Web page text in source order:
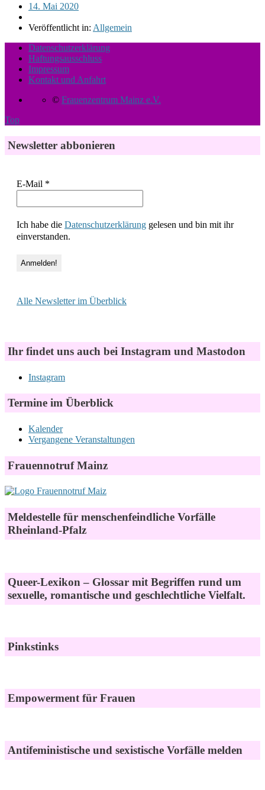
14. Mai 2020
Veröffentlicht in: Allgemein
Datenschutzerklärung
Haftungsausschluss
Impressum
Kontakt und Anfahrt
© Frauenzentrum Mainz e.V.
Top
Newsletter abbonieren
E-Mail *
Ich habe die Datenschutzerklärung gelesen und bin mit ihr
einverstanden.
Alle Newsletter im Überblick
Ihr findet uns auch bei Instagram und Mastodon
Instagram
Termine im Überblick
Kalender
Vergangene Veranstaltungen
Frauennotruf Mainz
Meldestelle für menschenfeindliche Vorfälle
Rheinland-Pfalz
Queer-Lexikon – Glossar mit Begriffen rund um
sexuelle, romantische und geschlechtliche Vielfalt.
Pinkstinks
Empowerment für Frauen
Antifeministische und sexistische Vorfälle melden